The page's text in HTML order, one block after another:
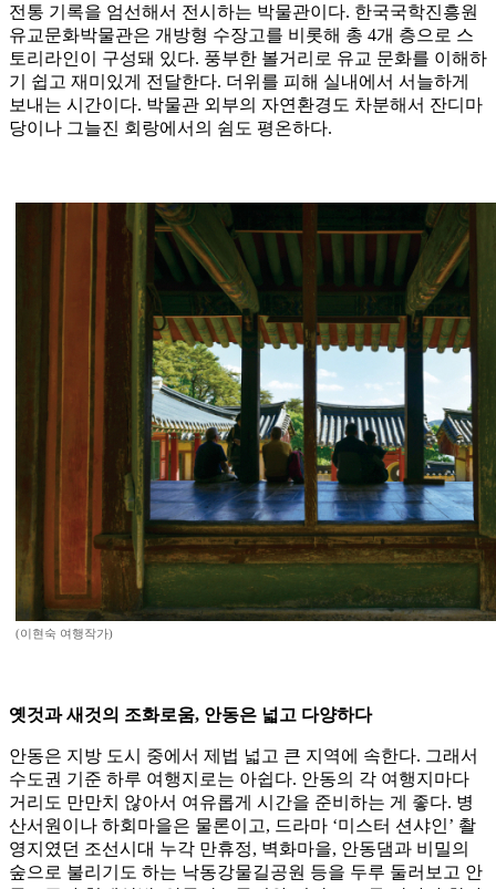
전통 기록을 엄선해서 전시하는 박물관이다. 한국국학진흥원
유교문화박물관은 개방형 수장고를 비롯해 총 4개 층으로 스
토리라인이 구성돼 있다. 풍부한 볼거리로 유교 문화를 이해하
기 쉽고 재미있게 전달한다. 더위를 피해 실내에서 서늘하게
보내는 시간이다. 박물관 외부의 자연환경도 차분해서 잔디마
당이나 그늘진 회랑에서의 쉼도 평온하다.
(이현숙 여행작가)
옛것과 새것의 조화로움, 안동은 넓고 다양하다
안동은 지방 도시 중에서 제법 넓고 큰 지역에 속한다. 그래서
수도권 기준 하루 여행지로는 아쉽다. 안동의 각 여행지마다
거리도 만만치 않아서 여유롭게 시간을 준비하는 게 좋다. 병
산서원이나 하회마을은 물론이고, 드라마 ‘미스터 션샤인’ 촬
영지였던 조선시대 누각 만휴정, 벽화마을, 안동댐과 비밀의
숲으로 불리기도 하는 낙동강물길공원 등을 두루 둘러보고 안